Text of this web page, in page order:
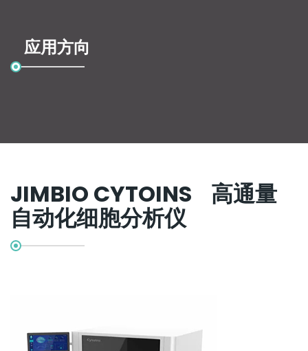
应用方向
JIMBIO CYTOINS 高通量
自动化细胞分析仪